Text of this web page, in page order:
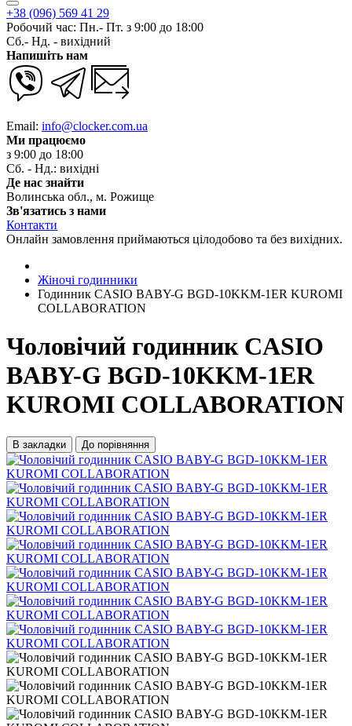
+38 (096) 569 41 29
Робочий час: Пн.- Пт. з 9:00 до 18:00
Сб.- Нд. - вихідний
Напишіть нам
Email: info@clocker.com.ua
Ми працюємо
з 9:00 до 18:00
Сб. - Нд.: вихідні
Де нас знайти
Волинська обл., м. Рожище
Зв'язатись з нами
Контакти
Онлайн замовлення приймаються цілодобово та без вихідних.
Жіночі годинники
Годинник CASIO BABY-G BGD-10KKM-1ER KUROMI
COLLABORATION
Чоловічий годинник CASIO
BABY-G BGD-10KKM-1ER
KUROMI COLLABORATION
В закладки До порівняння